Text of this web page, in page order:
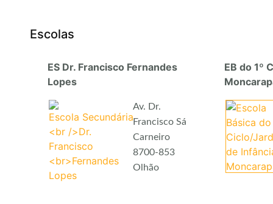
Escolas
ES Dr. Francisco Fernandes
Lopes
EB do 1º
Av. Dr.
Francisco Sá
Carneiro
8700-853
Olhão